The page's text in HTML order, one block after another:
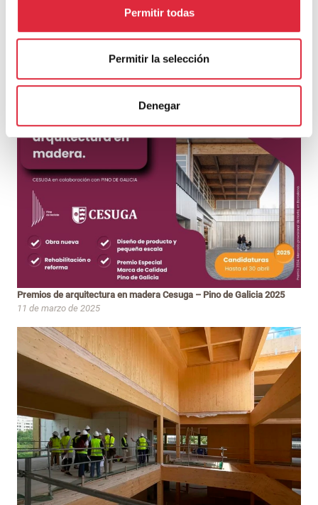
Permitir todas
Permitir la selección
Denegar
Premios de arquitectura en madera Cesuga – Pino de Galicia 2025
11 de marzo de 2025